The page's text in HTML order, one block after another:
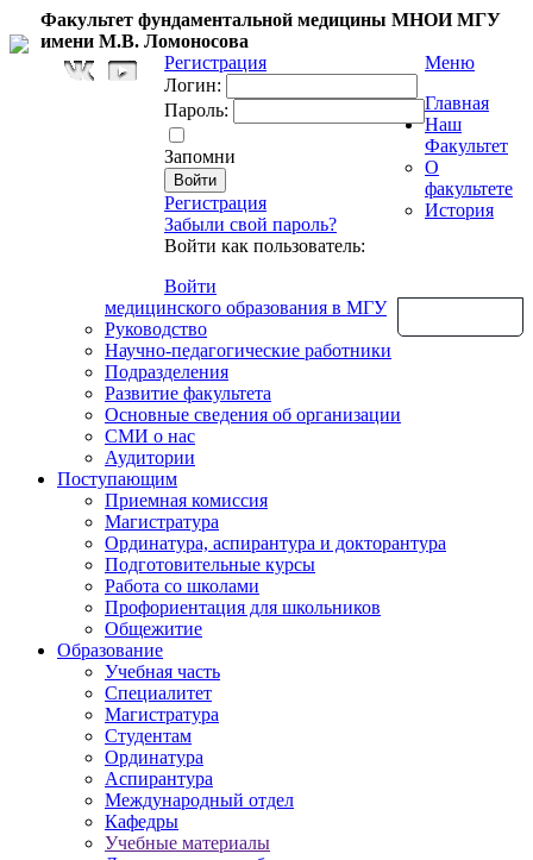
Факультет фундаментальной медицины МНОИ МГУ
имени М.В. Ломоносова
Регистрация
Логин:
Пароль:
Запомни
Регистрация
Забыли свой пароль?
Войти как пользователь:
Войти
Меню
Главная
Наш
Факультет
О
факультете
История
медицинского образования в МГУ
Руководство
Научно-педагогические работники
Подразделения
Развитие факультета
Основные сведения об организации
СМИ о нас
Аудитории
Поступающим
Приемная комиссия
Магистратура
Ординатура, аспирантура и докторантура
Подготовительные курсы
Работа со школами
Профориентация для школьников
Общежитие
Образование
Учебная часть
Специалитет
Магистратура
Студентам
Ординатура
Аспирантура
Международный отдел
Кафедры
Учебные материалы